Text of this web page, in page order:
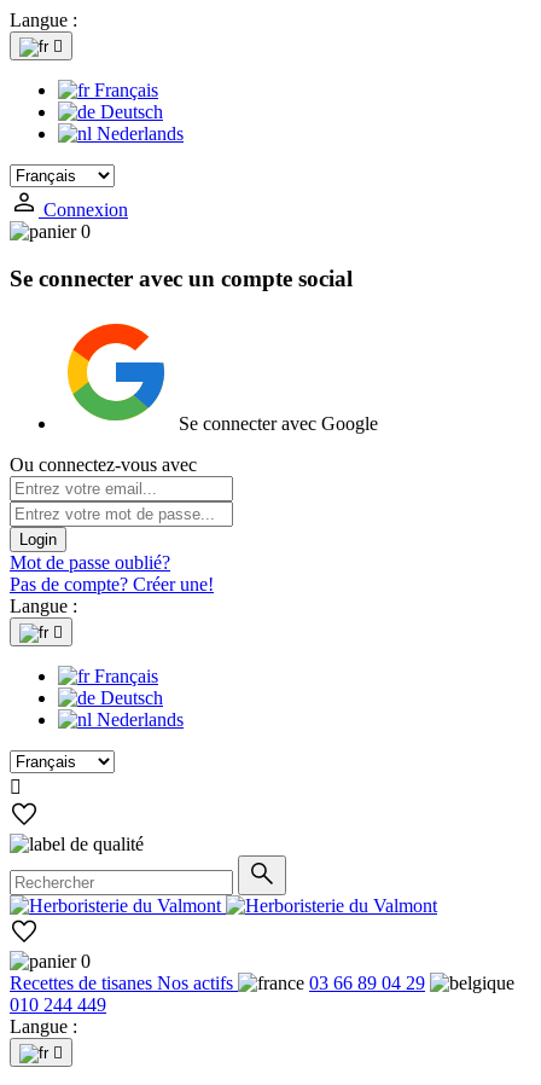
Langue :

Français
Deutsch
Nederlands
Connexion
0
Se connecter avec un compte social
Se connecter avec Google
Ou connectez-vous avec
Login
Mot de passe oublié?
Pas de compte? Créer une!
Langue :

Français
Deutsch
Nederlands

0
Recettes de tisanes Nos actifs
03 66 89 04 29
010 244 449
Langue :
